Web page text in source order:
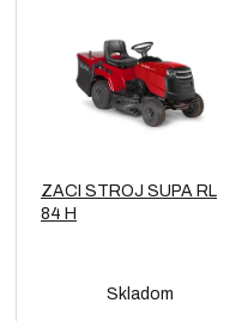
ZACI STROJ SUPA RL
84 H
Skladom